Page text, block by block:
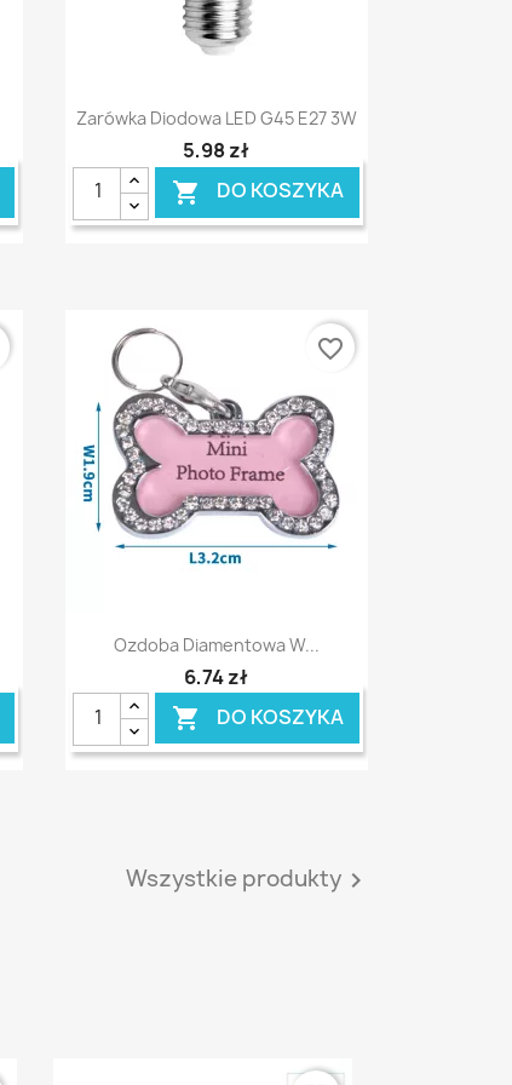
Szybki podgląd
Zarówka Diodowa LED G45 E27 3W
5,98 zł
 DO KOSZYKA
Szybki podgląd
Ozdoba Diamentowa W...
6,74 zł
 DO KOSZYKA
favorite_border
Wszystkie produkty 